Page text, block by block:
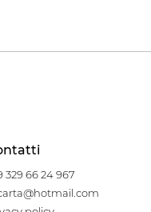
329 66 24 967